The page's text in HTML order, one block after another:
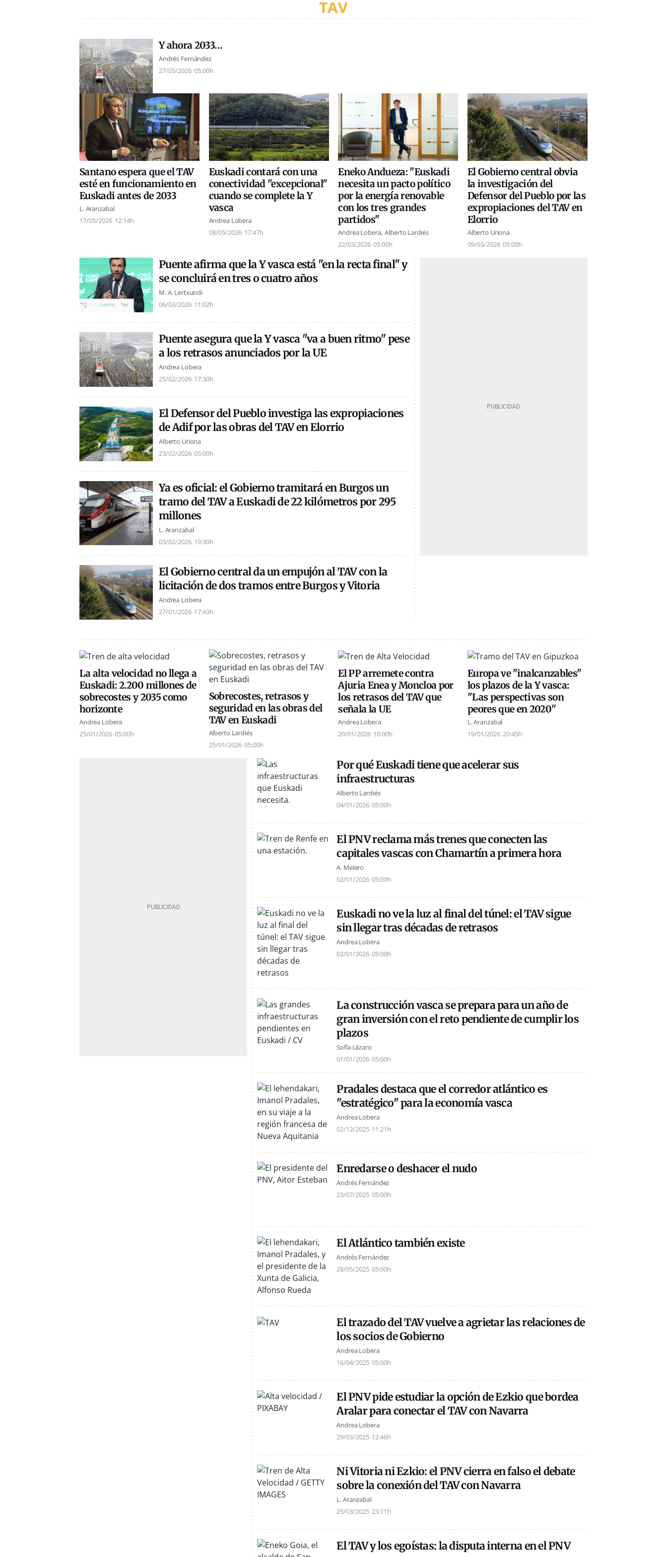
TAV
Y ahora 2033…
Andrés Fernández
27/05/2026 05:00h
Santano espera que el TAV
esté en funcionamiento en
Euskadi antes de 2033
L. Aranzabal
17/05/2026 12:14h
Euskadi contará con una
conectividad "excepcional"
cuando se complete la Y
vasca
Andrea Lobera
08/05/2026 17:47h
Eneko Andueza: "Euskadi
necesita un pacto político
por la energía renovable
con los tres grandes
partidos"
Andrea Lobera Alberto Lardiés
22/03/2026 05:00h
El Gobierno central obvia
la investigación del
Defensor del Pueblo por las
expropiaciones del TAV en
Elorrio
Alberto Uriona
09/03/2026 05:00h
Puente afirma que la Y vasca está "en la recta final" y
se concluirá en tres o cuatro años
M. A. Lertxundi
06/03/2026 11:02h
Puente asegura que la Y vasca "va a buen ritmo" pese
a los retrasos anunciados por la UE
Andrea Lobera
25/02/2026 17:30h
El Defensor del Pueblo investiga las expropiaciones
de Adif por las obras del TAV en Elorrio
Alberto Uriona
23/02/2026 05:00h
Ya es oficial: el Gobierno tramitará en Burgos un
tramo del TAV a Euskadi de 22 kilómetros por 295
millones
L. Aranzabal
03/02/2026 19:30h
El Gobierno central da un empujón al TAV con la
licitación de dos tramos entre Burgos y Vitoria
Andrea Lobera
27/01/2026 17:43h
La alta velocidad no llega a
Euskadi: 2.200 millones de
sobrecostes y 2035 como
horizonte
Andrea Lobera
25/01/2026 05:00h
Sobrecostes, retrasos y
seguridad en las obras del
TAV en Euskadi
Alberto Lardiés
25/01/2026 05:00h
El PP arremete contra
Ajuria Enea y Moncloa por
los retrasos del TAV que
señala la UE
Andrea Lobera
20/01/2026 18:00h
Europa ve "inalcanzables"
los plazos de la Y vasca:
"Las perspectivas son
peores que en 2020"
L. Aranzabal
19/01/2026 20:45h
Por qué Euskadi tiene que acelerar sus
infraestructuras
Alberto Lardiés
04/01/2026 05:00h
El PNV reclama más trenes que conecten las
capitales vascas con Chamartín a primera hora
A. Melero
02/01/2026 05:00h
Euskadi no ve la luz al final del túnel: el TAV sigue
sin llegar tras décadas de retrasos
Andrea Lobera
02/01/2026 05:00h
La construcción vasca se prepara para un año de
gran inversión con el reto pendiente de cumplir los
plazos
Sofía Lázaro
01/01/2026 05:00h
Pradales destaca que el corredor atlántico es
"estratégico" para la economía vasca
Andrea Lobera
02/12/2025 11:21h
Enredarse o deshacer el nudo
Andrés Fernández
23/07/2025 05:00h
El Atlántico también existe
Andrés Fernández
28/05/2025 05:00h
El trazado del TAV vuelve a agrietar las relaciones de
los socios de Gobierno
Andrea Lobera
16/04/2025 05:00h
El PNV pide estudiar la opción de Ezkio que bordea
Aralar para conectar el TAV con Navarra
Andrea Lobera
29/03/2025 12:46h
Ni Vitoria ni Ezkio: el PNV cierra en falso el debate
sobre la conexión del TAV con Navarra
L. Aranzabal
25/03/2025 23:11h
El TAV y los egoístas: la disputa interna en el PNV